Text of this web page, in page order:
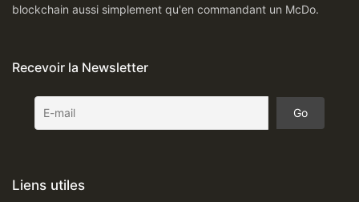
blockchain aussi simplement qu'en commandant un McDo.
Recevoir la Newsletter
Liens utiles